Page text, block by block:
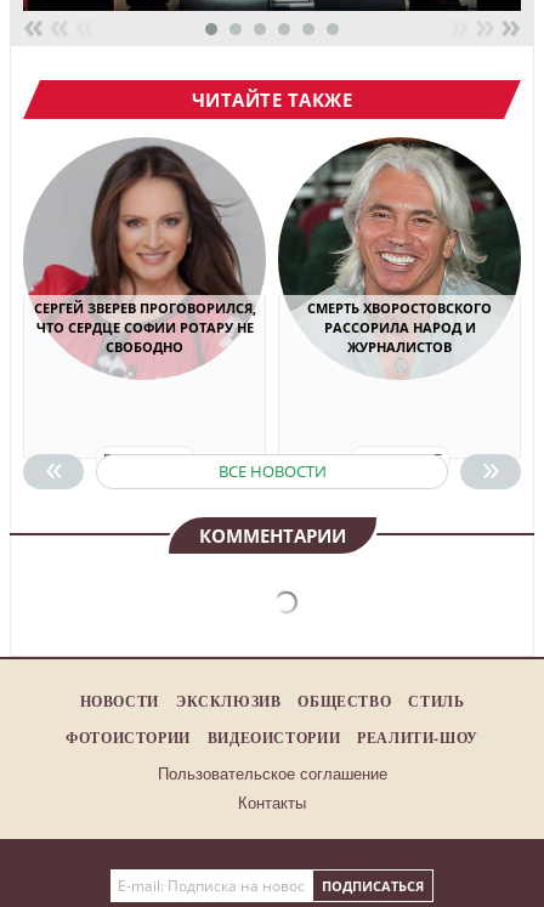
««« »»»
ЧИТАЙТЕ ТАКЖЕ
« »
СЕРГЕЙ ЗВЕРЕВ ПРОГОВОРИЛСЯ,
ЧТО СЕРДЦЕ СОФИИ РОТАРУ НЕ
СВОБОДНО
ПОДРОБНЕЕ
СМЕРТЬ ХВОРОСТОВСКОГО
РАССОРИЛА НАРОД И
ЖУРНАЛИСТОВ
ПОДРОБНЕЕ
ВСЕ НОВОСТИ
КОММЕНТАРИИ
НОВОСТИ ЭКСКЛЮЗИВ ОБЩЕСТВО
СТИЛЬ
ФОТОИСТОРИИ
ВИДЕОИСТОРИИ РЕАЛИТИ-ШОУ
Пользовательское соглашение
Контакты